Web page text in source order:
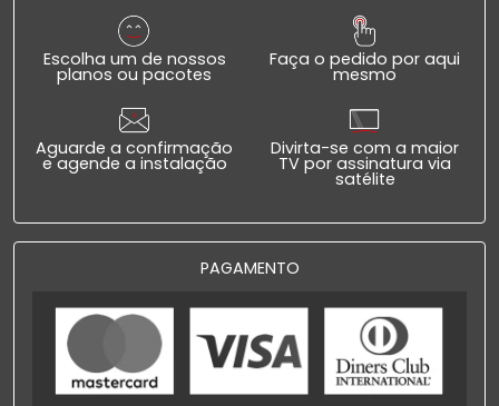
Escolha um de nossos
planos ou pacotes
Faça o pedido por aqui
mesmo
Aguarde a confirmação
e agende a instalação
Divirta-se com a maior
TV por assinatura via
satélite
PAGAMENTO